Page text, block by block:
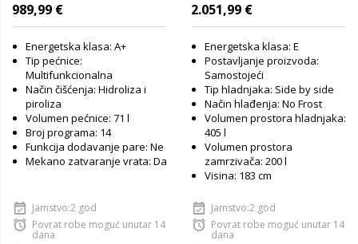
989,99 €
Energetska klasa: A+
Tip pećnice:
Multifunkcionalna
Način čišćenja: Hidroliza i
piroliza
Volumen pećnice: 71 l
Broj programa: 14
Funkcija dodavanje pare: Ne
Mekano zatvaranje vrata: Da
Jamstvo:2 god
Povrat robe moguć unutar 14
dana
2.051,99 €
Energetska klasa: E
Postavljanje proizvoda:
Samostojeći
Tip hladnjaka: Side by side
Način hlađenja: No Frost
Volumen prostora hladnjaka:
405 l
Volumen prostora
zamrzivača: 200 l
Visina: 183 cm
Jamstvo:2 god
Povrat robe moguć unutar 14
dana